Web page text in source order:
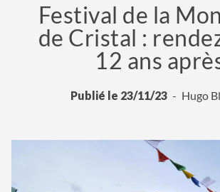
Festival de la
de Cristal :
12 ans
Publié le 23/11/23 Hugo